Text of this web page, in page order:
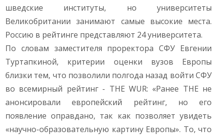
шведские институты, но университеты
Великобритании занимают самые высокие места.
Россию в рейтинге представляют 24 университета.
По словам заместителя проректора СФУ Евгении
Туртапкиной, критерии оценки вузов Европы
близки тем, что позволили полгода назад войти СФУ
во всемирный рейтинг - THE WUR: «Ранее THE не
анонсировали европейский рейтинг, но его
появление оправдано, так как позволяет увидеть
«научно-образовательную картину Европы». То, что